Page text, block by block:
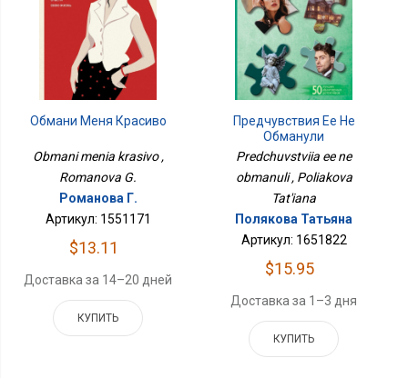
Обмани Меня Красиво
Obmani menia krasivo ,
Romanova G.
Романова Г.
Артикул: 1551171
$13.11
Доставка за 14–20 дней
КУПИТЬ
Предчувствия Ее Не
Обманули
Predchuvstviia ee ne
obmanuli , Poliakova
Tat'iana
Полякова Татьяна
Артикул: 1651822
$15.95
Доставка за 1–3 дня
КУПИТЬ